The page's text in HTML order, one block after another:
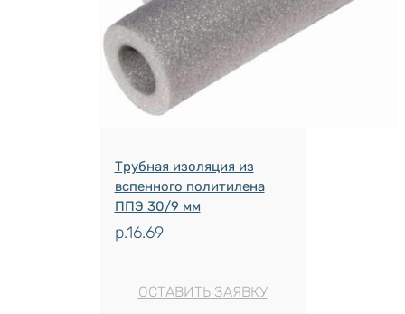
Трубная изоляция из
вспенного политилена
ППЭ 30/9 мм
р.16.69
ОСТАВИТЬ ЗАЯВКУ